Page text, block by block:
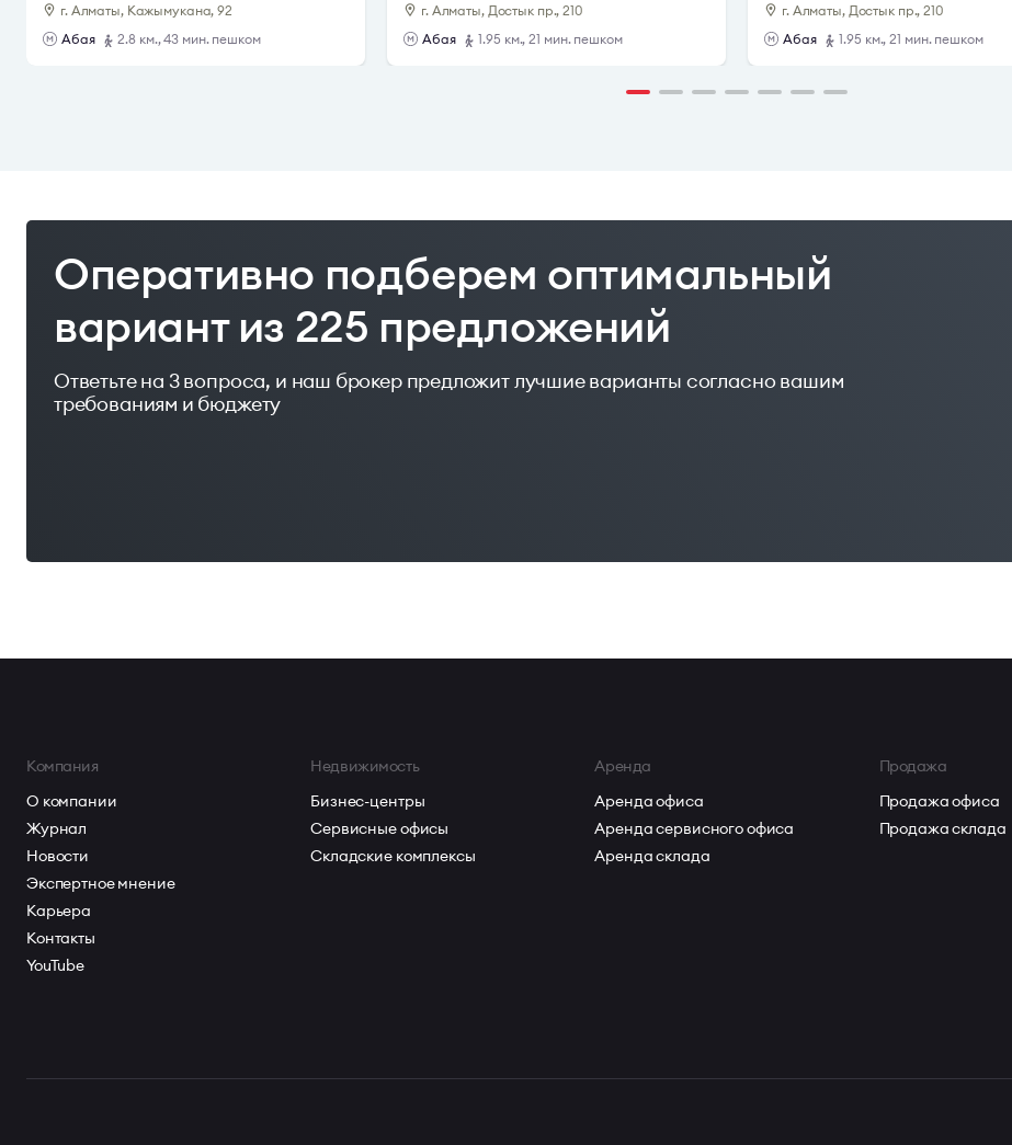
г. Алматы, Кажымукана, 92
Абая
2.8 км., 43 мин. пешком
г. Алматы, Достык пр., 210
Абая
1.95 км., 21 мин. пешком
г. Алматы, Достык пр., 210
Абая
1.95 км., 21 мин. пешком
Оперативно подберем оптимальный
вариант из 225 предложений
Ответьте на 3 вопроса, и наш брокер предложит лучшие варианты согласно вашим
требованиям и бюджету
Компания
О компании
Журнал
Новости
Экспертное мнение
Карьера
Контакты
YouTube
Недвижимость
Бизнес-центры
Сервисные офисы
Складские комплексы
Аренда
Аренда офиса
Аренда сервисного офиса
Аренда склада
Продажа
Продажа офиса
Продажа склада